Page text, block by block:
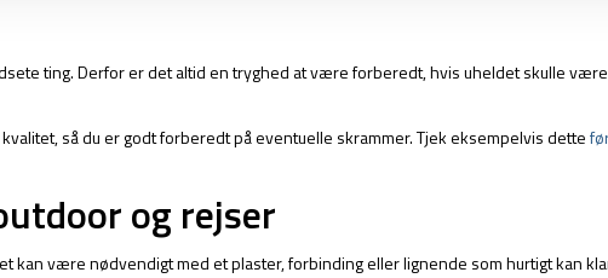
ting. Derfor er det altid en tryghed at være forberedt, hvis uheldet skulle
så du er godt forberedt på eventuelle skrammer. Tjek eksempelvis dette
og rejser
kan være nødvendigt med et plaster, forbinding eller lignende som hurtigt kan